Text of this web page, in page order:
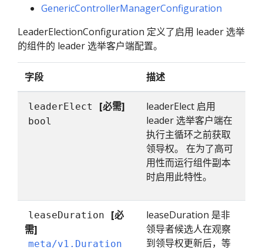
GenericControllerManagerConfiguration
LeaderElectionConfiguration 定义了启用 leader 选举
的组件的 leader 选举客户端配置。
字段 描述
leaderElect [必需]
bool
leaderElect 启用
leader 选举客户端在
执行主循环之前获取
领导权。 在为了高可
用性而运行组件副本
时启用此特性。
leaseDuration
[必
需]
meta/v1.Duration
leaseDuration 是非
领导者候选人在观察
到领导权更新后，等